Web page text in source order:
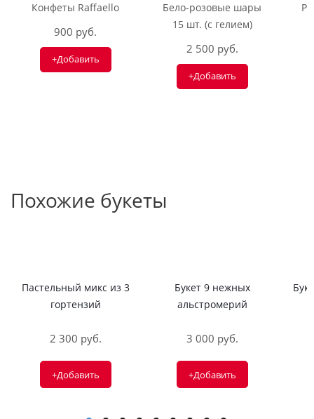
Конфеты Raffaello
900 руб.
+Добавить
Бело-розовые шары
15 шт. (с гелием)
2 500 руб.
+Добавить
Похожие букеты
Пастельный микс из 3
гортензий
2 300 руб.
+Добавить
Букет 9 нежных
альстромерий
3 000 руб.
+Добавить